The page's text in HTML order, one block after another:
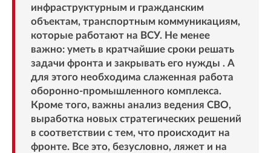
инфраструктурным и гражданским
объектам, транспортным коммуникациям,
которые работают на ВСУ. Не менее
важно: уметь в кратчайшие сроки решать
задачи фронта и закрывать его нужды . А
для этого необходима слаженная работа
оборонно-промышленного комплекса.
Кроме того, важны анализ ведения СВО,
выработка новых стратегических решений
в соответствии с тем, что происходит на
фронте. Все это, безусловно, ляжет и на